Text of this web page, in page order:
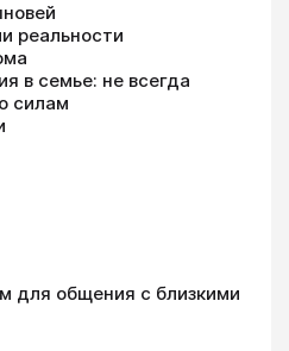
реальности
в семье: не всегда
силам
для общения с близкими